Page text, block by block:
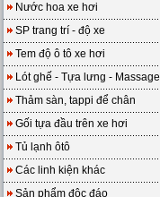
Nước hoa xe hơi
SP trang trí - độ xe
Tem độ ô tô xe hơi
Lót ghế - Tựa lưng - Massage
Thảm sàn, tappi để chân
Gối tựa đầu trên xe hơi
Tủ lạnh ôtô
Các linh kiện khác
Sản phẩm độc đáo